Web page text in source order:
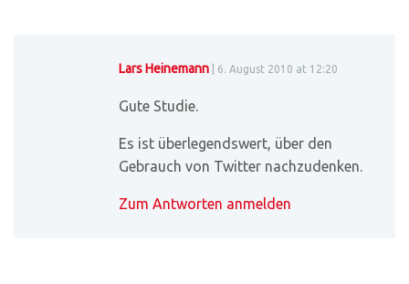
Lars Heinemann | 6. August 2010 at 12:20
Gute Studie.
Es ist überlegendswert, über den
Gebrauch von Twitter nachzudenken.
Zum Antworten anmelden